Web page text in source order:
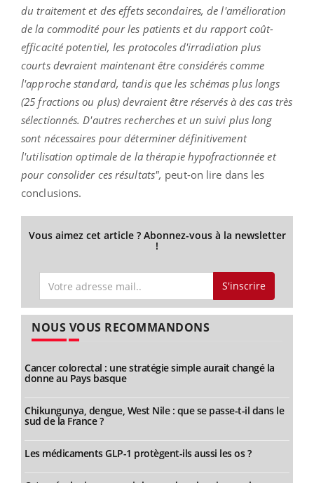
du traitement et des effets secondaires, de l'amélioration
de la commodité pour les patients et du rapport coût-
efficacité potentiel, les protocoles d'irradiation plus
courts devraient maintenant être considérés comme
l'approche standard, tandis que les schémas plus longs
(25 fractions ou plus) devraient être réservés à des cas très
sélectionnés. D'autres recherches et un suivi plus long
sont nécessaires pour déterminer définitivement
l'utilisation optimale de la thérapie hypofractionnée et
pour consolider ces résultats", peut-on lire dans les
conclusions.
Vous aimez cet article ? Abonnez-vous à la newsletter
!
S'inscrire
NOUS VOUS RECOMMANDONS
Cancer colorectal : une stratégie simple aurait changé la
donne au Pays basque
Chikungunya, dengue, West Nile : que se passe-t-il dans le
sud de la France ?
Les médicaments GLP-1 protègent-ils aussi les os ?